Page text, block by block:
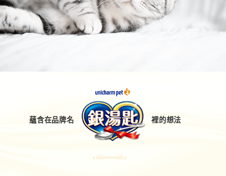
蘊含在品牌名 裡的想法